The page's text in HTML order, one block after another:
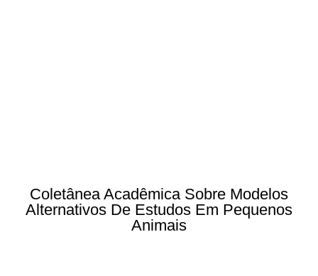
Coletânea Acadêmica Sobre Modelos
Alternativos De Estudos Em Pequenos
Animais